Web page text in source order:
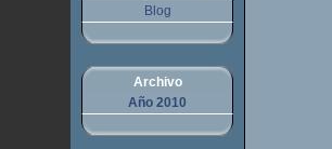
Blog
Archivo
Año 2010